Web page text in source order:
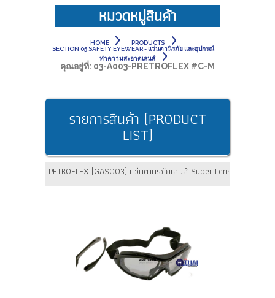
หมวดหมู่สินค้า
HOME
PRODUCTS
SECTION 05 SAFETY EYEWEAR - แว่นตานิรภัย และอุปกรณ์
ทำความสะอาดเลนส์
คุณอยู่ที่: 03-A003-PRETROFLEX #C-M
รายการสินค้า (PRODUCT
LIST)
PETROFLEX [GAS003] แว่นตานิรภัยเลนส์ Super Lens ยี่ห้อ